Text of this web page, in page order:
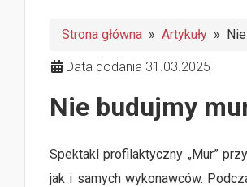
Strona główna » Artykuły »
Data dodania 31.03.2025
Nie budujmy
Spektakl profilaktyczny „Mur”
jak i samych wykonawców.